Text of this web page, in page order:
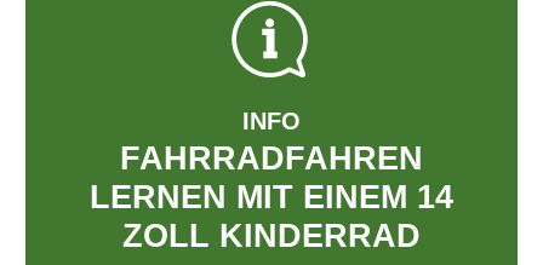
INFO
FAHRRADFAHREN
LERNEN MIT EINEM 14
ZOLL KINDERRAD